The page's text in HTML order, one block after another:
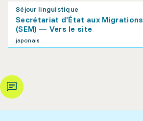
Séjour linguistique
Secrétariat d’État aux Migrations
(SEM) — Vers le site
japonais